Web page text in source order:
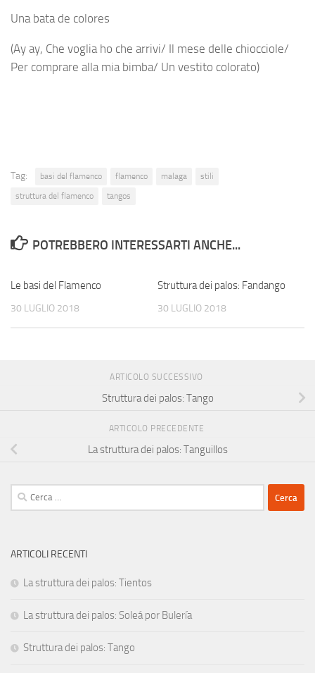
Una bata de colores
(Ay ay, Che voglia ho che arrivi/ Il mese delle chiocciole/
Per comprare alla mia bimba/ Un vestito colorato)
Tag: basi del flamenco flamenco malaga
stili
struttura del flamenco
tangos
POTREBBERO INTERESSARTI ANCHE...
Le basi del Flamenco
30 LUGLIO 2018
Struttura dei palos: Fandango
30 LUGLIO 2018
ARTICOLO SUCCESSIVO
Struttura dei palos: Tango
ARTICOLO PRECEDENTE
La struttura dei palos: Tanguillos
Ricerca
per:
ARTICOLI RECENTI
La struttura dei palos: Tientos
La struttura dei palos: Soleá por Bulería
Struttura dei palos: Tango